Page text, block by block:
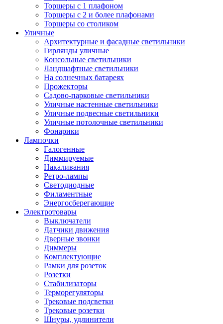
Торшеры с 1 плафоном
Торшеры с 2 и более плафонами
Торшеры со столиком
Уличные
Архитектурные и фасадные светильники
Гирлянды уличные
Консольные светильники
Ландшафтные светильники
На солнечных батареях
Прожекторы
Садово-парковые светильники
Уличные настенные светильники
Уличные подвесные светильники
Уличные потолочные светильники
Фонарики
Лампочки
Галогенные
Диммируемые
Накаливания
Ретро-лампы
Светодиодные
Филаментные
Энергосберегающие
Электротовары
Выключатели
Датчики движения
Дверные звонки
Диммеры
Комплектующие
Рамки для розеток
Розетки
Стабилизаторы
Терморегуляторы
Трековые подсветки
Трековые розетки
Шнуры, удлинители